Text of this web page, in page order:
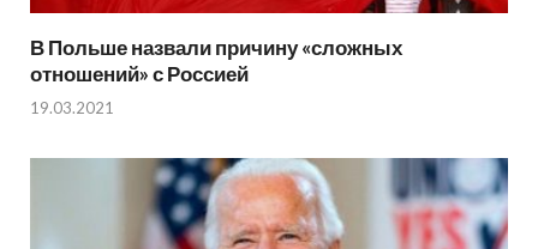
В Польше назвали причину «сложных
отношений» с Россией
19.03.2021